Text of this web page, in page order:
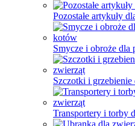
Pozostałe artykuły
Smycze i obroże dla
Szczotki i grzebienie
Transportery i torby